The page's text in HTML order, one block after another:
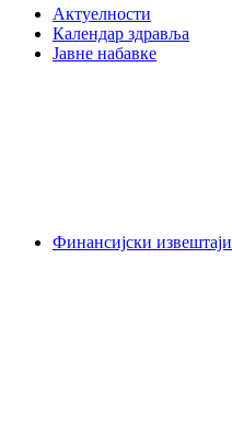
Актуелности
Календар здравља
Јавне набавке
Финансијски извештаји